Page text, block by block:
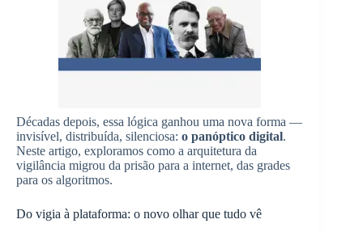
Décadas depois, essa lógica ganhou uma nova forma —
invisível, distribuída, silenciosa: o panóptico digital.
Neste artigo, exploramos como a arquitetura da
vigilância migrou da prisão para a internet, das grades
para os algoritmos.
Do vigia à plataforma: o novo olhar que tudo vê